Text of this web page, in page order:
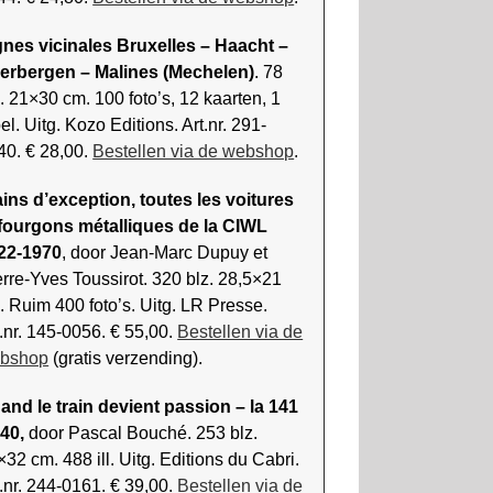
vicinales Bruxelles – Haacht –
– Malines (Mechelen). 78
21×30 cm. 100 foto’s, 12 kaarten, 1
Uitg. Kozo Editions. Art.nr. 291-
€ 28,00. Bestellen via de webshop.
d’exception, toutes les voitures
métalliques de la CIWL
1970, door Jean-Marc Dupuy et
Yves Toussirot. 320 blz. 28,5×21
Ruim 400 foto’s. Uitg. LR Presse.
145-0056. € 55,00. Bestellen via de
(gratis verzending).
le train devient passion – la 141
door Pascal Bouché. 253 blz.
cm. 488 ill. Uitg. Editions du Cabri.
244-0161. € 39,00. Bestellen via de